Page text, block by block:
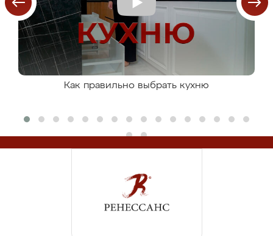
Как правильно выбрать кухню